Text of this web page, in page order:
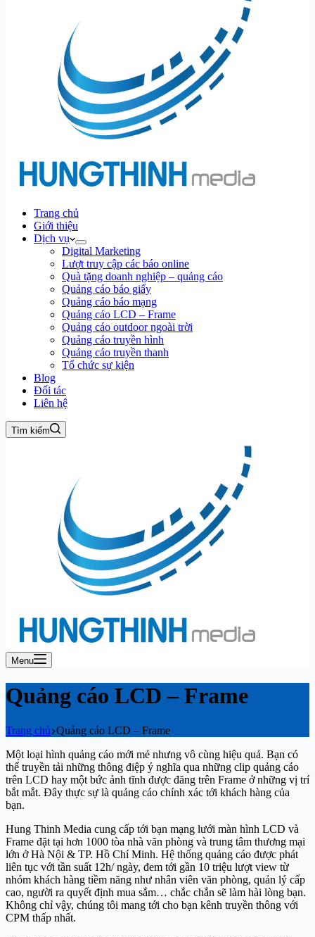
Trang chủ
Giới thiệu
Dịch vụ
Digital Marketing
Lượt truy cập các báo online
Quà tặng doanh nghiệp – quảng cáo
Quảng cáo báo giấy
Quảng cáo báo mạng
Quảng cáo LCD – Frame
Quảng cáo outdoor ngoài trời
Quảng cáo truyền hình
Quảng cáo truyền thanh
Tổ chức sự kiện
Blog
Đối tác
Liên hệ
Tìm kiếm
Menu
Quảng cáo LCD – Frame
Trang chủ Quảng cáo LCD – Frame
Một loại hình quảng cáo mới mẻ nhưng vô cùng hiệu quả. Bạn có
thể truyền tải những thông điệp ý nghĩa qua những clip quảng cáo
trên LCD hay một bức ảnh tĩnh được đăng trên Frame ở những vị trí
bắt mắt. Đây thực sự là quảng cáo chính xác tới khách hàng của
bạn.
Hung Thinh Media cung cấp tới bạn mạng lưới màn hình LCD và
Frame đặt tại hơn 1000 tòa nhà văn phòng và trung tâm thương mại
lớn ở Hà Nội & TP. Hồ Chí Minh. Hệ thống quảng cáo được phát
liên tục với tần suất 12h/ ngày, đem tới gần 10 triệu lượt view từ
nhóm khách hàng tiềm năng như nhân viên văn phòng, quản lý cấp
cao, người ra quyết định mua sắm… chắc chắn sẽ làm hài lòng bạn.
Không chỉ vậy, chúng tôi mang tới cho bạn kênh truyền thông với
CPM thấp nhất.